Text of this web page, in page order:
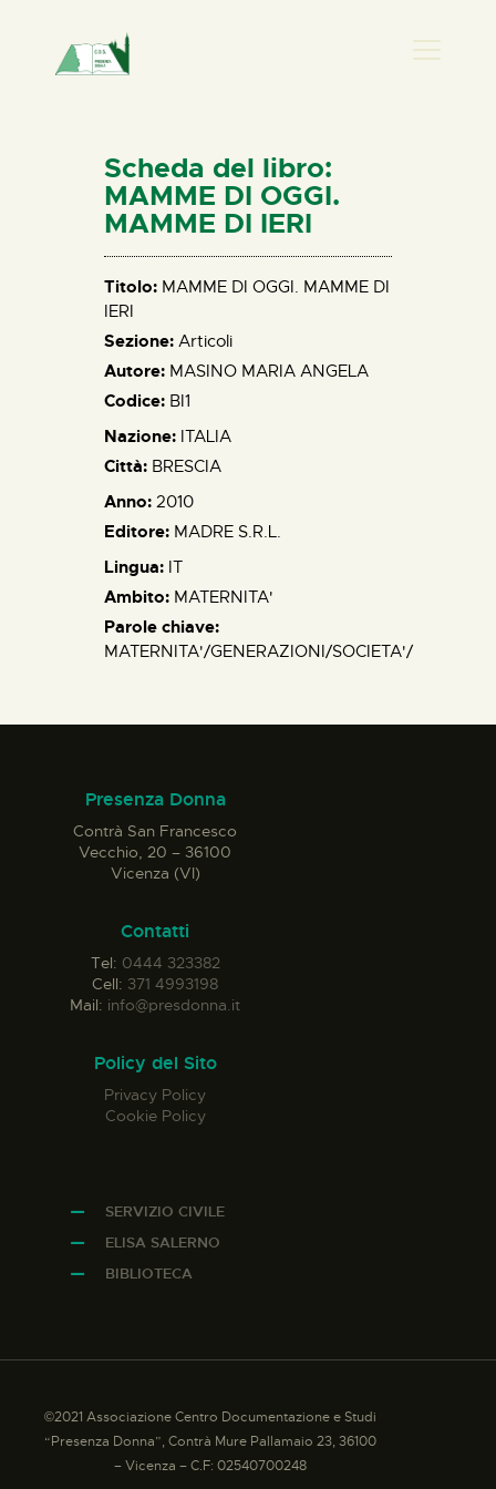
HOME
CHI SIAMO
NEWS
PERCORSI
BIBLIOTECA
ELISA SALERNO
CONTATTI
Scheda del libro:
MAMME DI OGGI.
MAMME DI IERI
Titolo: MAMME DI OGGI. MAMME DI
IERI
Sezione: Articoli
Autore: MASINO MARIA ANGELA
Codice: BI1
Nazione: ITALIA
Città: BRESCIA
Anno: 2010
Editore: MADRE S.R.L.
Lingua: IT
Ambito: MATERNITA'
Parole chiave:
MATERNITA'/GENERAZIONI/SOCIETA'/
Presenza Donna
Contrà San Francesco
Vecchio, 20 – 36100
Vicenza (VI)
Contatti
Tel: 0444 323382
Cell: 371 4993198
Mail: info@presdonna.it
Policy del Sito
Privacy Policy
Cookie Policy
SERVIZIO CIVILE
ELISA SALERNO
BIBLIOTECA
©2021 Associazione Centro Documentazione e Studi
“Presenza Donna”, Contrà Mure Pallamaio 23, 36100
– Vicenza – C.F: 02540700248